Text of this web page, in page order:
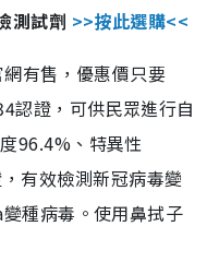
測試劑 >>按此選購<<
有售，優惠價只要
認證，可供民眾進行自
96.4%、特異性
有效檢測新冠病毒變
種病毒。使用鼻拭子